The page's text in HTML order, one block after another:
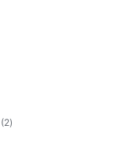
(2celkové
hodnotenie
)